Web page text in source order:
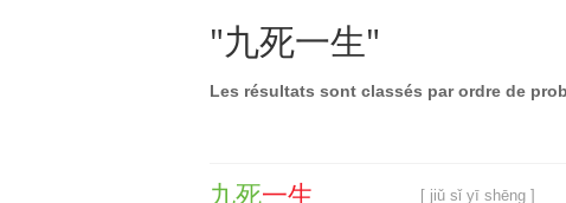
Calendrier en ligne
"九死一生"
Les résultats sont classés par ordre de
九死一生 [ jiǔ sǐ yī shēng ]